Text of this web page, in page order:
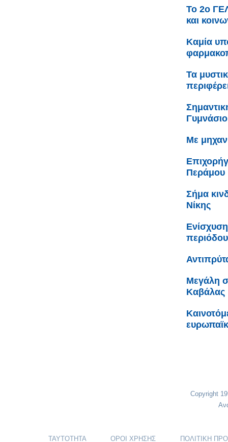
Το 2ο
και
Καμία
Τα
Με
Περάμου
Σήμα
Νίκης
περιόδου
Μεγάλη
Καβάλας
Copyright
ΤΑΥΤΟΤΗΤΑ ΟΡΟΙ ΧΡΗΣΗΣ ΠΟΛΙΤΙΚΗ